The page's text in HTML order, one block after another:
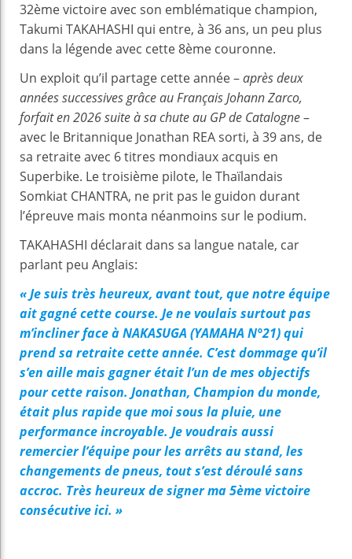
32ème victoire avec son emblématique champion,
Takumi TAKAHASHI qui entre, à 36 ans, un peu plus
dans la légende avec cette 8ème couronne.
Un exploit qu’il partage cette année –après deux
années successives grâce au Français Johann Zarco,
forfait en 2026 suite à sa chute au GP de Catalogne–
avec le Britannique Jonathan REA sorti, à 39 ans, de
sa retraite avec 6 titres mondiaux acquis en
Superbike. Le troisième pilote, le Thaïlandais
Somkiat CHANTRA, ne prit pas le guidon durant
l’épreuve mais monta néanmoins sur le podium.
TAKAHASHI déclarait dans sa langue natale, car
parlant peu Anglais:
« Je suis très heureux, avant tout, que notre équipe
ait gagné cette course. Je ne voulais surtout pas
m’incliner face à NAKASUGA (YAMAHA N°21) qui
prend sa retraite cette année. C’est dommage qu’il
s’en aille mais gagner était l’un de mes objectifs
pour cette raison. Jonathan, Champion du monde,
était plus rapide que moi sous la pluie, une
performance incroyable. Je voudrais aussi
remercier l’équipe pour les arrêts au stand, les
changements de pneus, tout s’est déroulé sans
accroc. Très heureux de signer ma 5ème victoire
consécutive ici. »